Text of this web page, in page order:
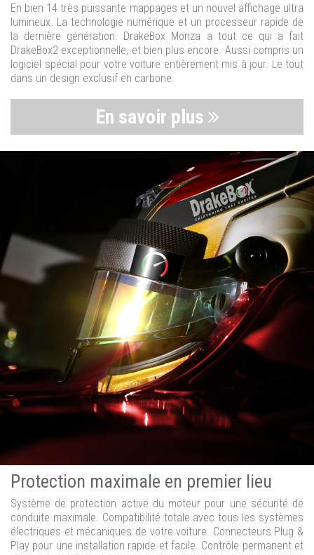
En bien 14 très puissante mappages et un nouvel affichage ultra
lumineux. La technologie numérique et un processeur rapide de
la dernière génération. DrakeBox Monza a tout ce qui a fait
DrakeBox2 exceptionnelle, et bien plus encore. Aussi compris un
logiciel spécial pour votre voiture entièrement mis à jour. Le tout
dans un design exclusif en carbone.
En savoir plus
Protection maximale en premier lieu
Système de protection active du moteur pour une sécurité de
conduite maximale. Compatibilité totale avec tous les systèmes
électriques et mécaniques de votre voiture. Connecteurs Plug &
Play pour une installation rapide et facile. Contrôle permanent et